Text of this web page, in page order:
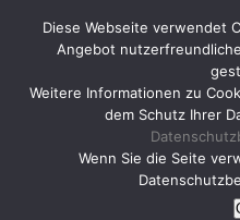
Anmeldung
Yogakurs
Diese Webseite verwendet
Angebot
Weitere Informationen zu
dem Schutz Ihrer
Wenn Sie die Seite